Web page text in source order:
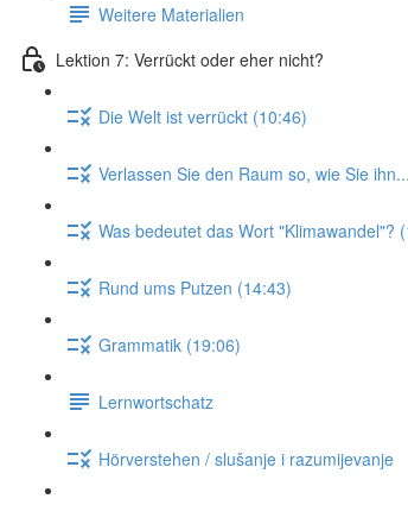
Weitere Materialien
Lektion 7: Verrückt oder eher nicht?
Die Welt ist verrückt (10:46)
Verlassen Sie den Raum so, wie Sie
Was bedeutet das Wort "Klimawandel"?
Rund ums Putzen (14:43)
Grammatik (19:06)
Lernwortschatz
Hörverstehen / slušanje i razumijevanje